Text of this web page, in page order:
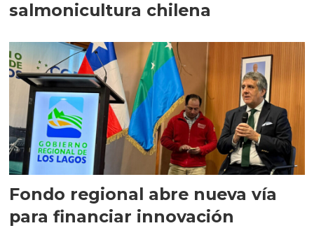
salmonicultura chilena
Fondo regional abre nueva vía
para financiar innovación